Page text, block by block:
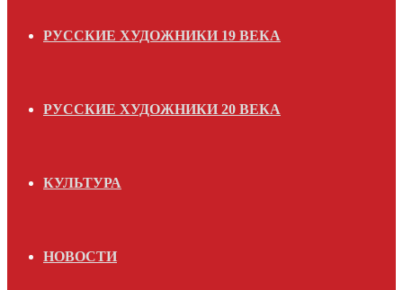
РУССКИЕ ХУДОЖНИКИ 19 ВЕКА
РУССКИЕ ХУДОЖНИКИ 20 ВЕКА
КУЛЬТУРА
НОВОСТИ